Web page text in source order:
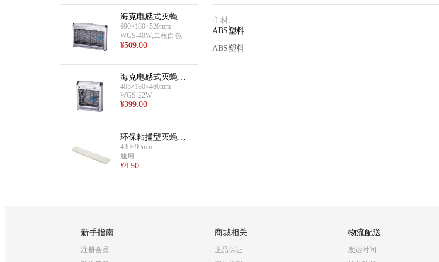
海克电感式灭蝇器
(40W)
690×180×520mm
WGS-40W;二根白色
¥509.00
海克电感式灭蝇器
(22W)
405×180×460mm
WGS-22W
¥399.00
环保粘捕型灭蝇灯
(粘蝇纸)
430×90mm
通用
¥4.50
主材:
ABS塑料
ABS塑料
新手指南
注册会员
商城相关
正品保证
物流配送
发运时间